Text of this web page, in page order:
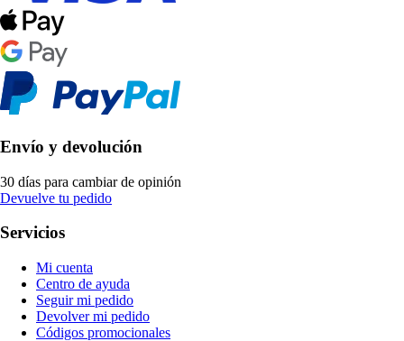
Envío y devolución
30 días para cambiar de opinión
Devuelve tu pedido
Servicios
Mi cuenta
Centro de ayuda
Seguir mi pedido
Devolver mi pedido
Códigos promocionales